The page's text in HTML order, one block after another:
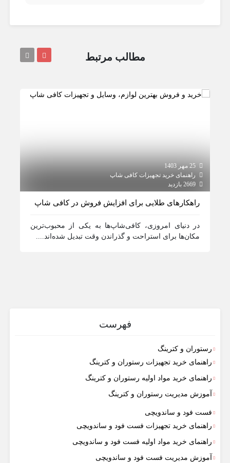
مطالب مرتبط
25 مهر 1403
راهنمای خرید تجهیزات کافی شاپ
2669 بازدید
راهکارهای طلایی برای افزایش فروش در کافی شاپ
در دنیای امروزی، کافی‌شاپ‌ها به یکی از محبوب‌ترین
مکان‌ها برای استراحت و گذراندن وقت تبدیل شده‌اند....
فهرست
رستوران و کترینگ
راهنمای خرید تجهیزات رستوران و کترینگ
راهنمای خرید مواد اولیه رستوران و کترینگ
آموزش مدیریت رستوران و کترینگ
فست فود و ساندویچی
راهنمای خرید تجهیزات فست فود و ساندویچی
راهنمای خرید مواد اولیه فست فود و ساندویچی
آموزش مدیریت فست فود و ساندویچی